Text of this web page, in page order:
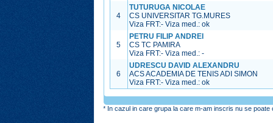
4
TUTURUGA NICOLAE
CS UNIVERSITAR TG.MURES
Viza FRT:- Viza med.:ok
5
PETRU FILIP ANDREI
CS TC PAMIRA
Viza FRT:- Viza med.:-
6
UDRESCU DAVID ALEXANDRU
ACS ACADEMIA DE TENIS ADI SIMON
Viza FRT:- Viza med.:ok
* In cazul in care grupa la care m-am inscris nu se poate